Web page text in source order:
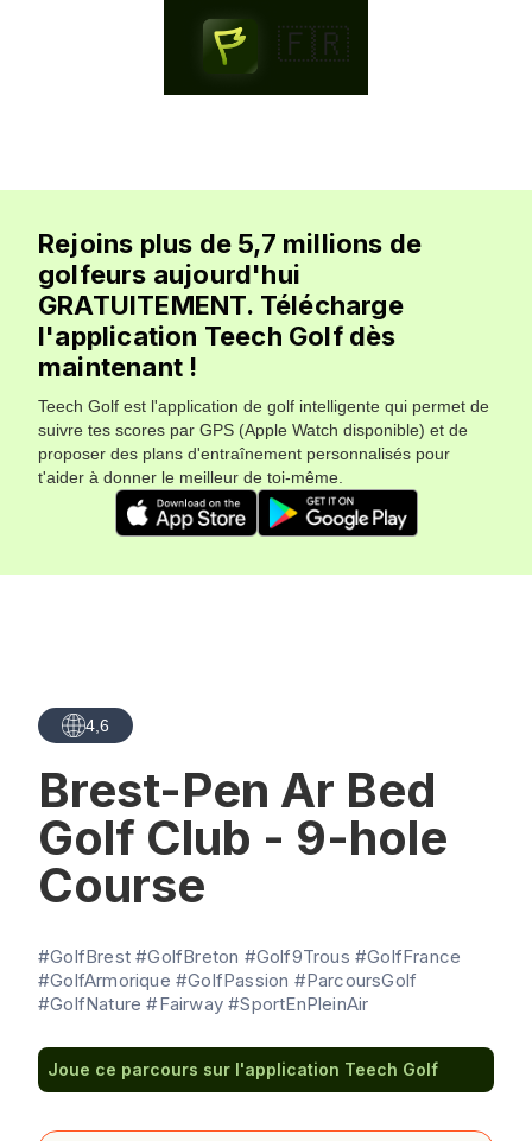
🇫🇷
Rejoins plus de 5,7 millions de
golfeurs aujourd'hui
GRATUITEMENT. Télécharge
l'application Teech Golf dès
maintenant !
Teech Golf est l'application de golf intelligente qui permet de
suivre tes scores par GPS (Apple Watch disponible) et de
proposer des plans d'entraînement personnalisés pour
t'aider à donner le meilleur de toi-même.
4,6
Brest-Pen Ar Bed
Golf Club - 9-hole
Course
#GolfBrest #GolfBreton #Golf9Trous #GolfFrance
#GolfArmorique #GolfPassion #ParcoursGolf
#GolfNature #Fairway #SportEnPleinAir
Joue ce parcours sur l'application Teech Golf